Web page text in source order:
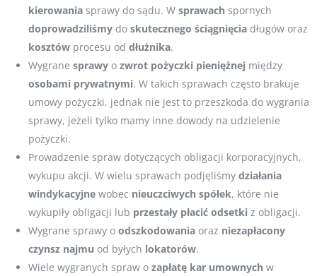
kierowania sprawy do sądu. W sprawach spornych
doprowadziliśmy do skutecznego ściągnięcia długów oraz
kosztów procesu od dłużnika.
Wygrane sprawy o zwrot pożyczki pieniężnej między
osobami prywatnymi. W takich sprawach często brakuje
umowy pożyczki, jednak nie jest to przeszkoda do wygrania
sprawy, jeżeli tylko mamy inne dowody na udzielenie
pożyczki.
Prowadzenie spraw dotyczących obligacji korporacyjnych,
wykupu akcji. W wielu sprawach podjęliśmy działania
windykacyjne wobec nieuczciwych spółek, które nie
wykupiły obligacji lub przestały płacić odsetki z obligacji.
Wygrane sprawy o odszkodowania oraz niezapłacony
czynsz najmu od byłych lokatorów.
Wiele wygranych spraw o zapłatę kar umownych w